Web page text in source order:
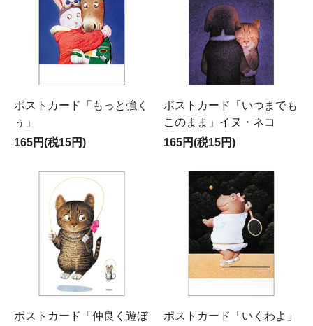
ポストカード「もっと強く
ぅ」
165円(税15円)
ポストカード「いつまでも
このまま」イヌ・ネコ
165円(税15円)
ポストカード「仲良く遊ぼ
ポストカード「いくわよ」